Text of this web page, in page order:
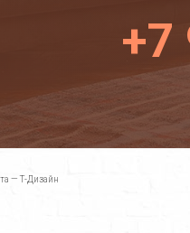
+7
— Т-Дизайн